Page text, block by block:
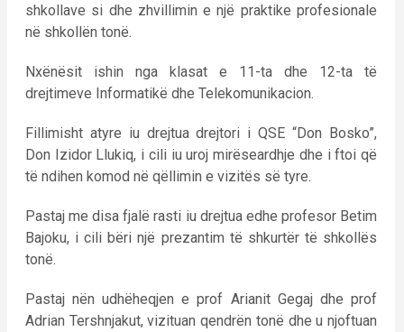
shkollave si dhe zhvillimin e një praktike profesionale
në shkollën tonë.
Nxënësit ishin nga klasat e 11-ta dhe 12-ta të
drejtimeve Informatikë dhe Telekomunikacion.
Fillimisht atyre iu drejtua drejtori i QSE “Don Bosko”,
Don Izidor Llukiq, i cili iu uroj mirëseardhje dhe i ftoi që
të ndihen komod në qëllimin e vizitës së tyre.
Pastaj me disa fjalë rasti iu drejtua edhe profesor Betim
Bajoku, i cili bëri një prezantim të shkurtër të shkollës
tonë.
Pastaj nën udhëheqjen e prof Arianit Gegaj dhe prof
Adrian Tershnjakut, vizituan qendrën tonë dhe u njoftuan